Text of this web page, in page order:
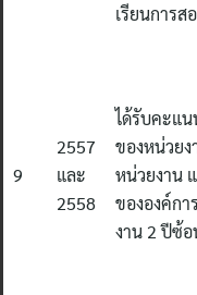
เรียนการส
9
2557
และ
2558
ได้รับคะแ
ของหน่วย
หน่วยงาน
ขององค์ก
งาน 2 ปีซ้